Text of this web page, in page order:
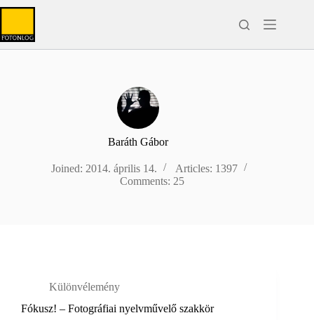
Skip
Baráth Gábor
Joined: 2014. április 14.
Articles: 1397
Comments: 25
Különvélemény
Fókusz! – Fotográfiai nyelvművelő szakkör